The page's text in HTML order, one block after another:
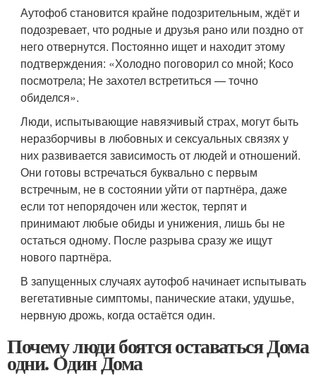
Аутофоб становится крайне подозрительным, ждёт и
подозревает, что родные и друзья рано или поздно от
него отвернутся. Постоянно ищет и находит этому
подтверждения: «Холодно поговорил со мной; Косо
посмотрела; Не захотел встретиться — точно
обиделся».
Люди, испытывающие навязчивый страх, могут быть
неразборчивы в любовных и сексуальных связях у
них развивается зависимость от людей и отношений.
Они готовы встречаться буквально с первым
встречным, не в состоянии уйти от партнёра, даже
если тот непорядочен или жесток, терпят и
принимают любые обиды и унижения, лишь бы не
остаться одному. После разрыва сразу же ищут
нового партнёра.
В запущенных случаях аутофоб начинает испытывать
вегетативные симптомы, панические атаки, удушье,
нервную дрожь, когда остаётся один.
Почему люди боятся оставаться Дома
одни. Один Дома